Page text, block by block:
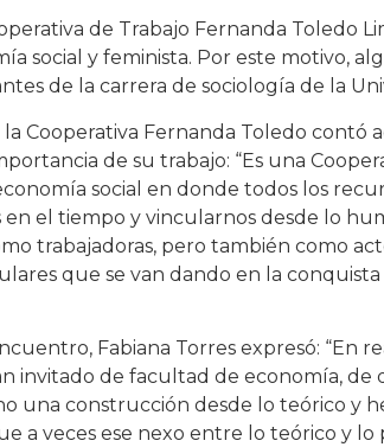
de Trabajo Fernanda Toledo
social y feminista. Por este motivo,
de la carrera de sociología de la
Cooperativa Fernanda Toledo contó
de su trabajo: “Es una
social en donde todos los
el tiempo y vincularnos desde lo
trabajadoras, pero también como
que se van dando en la
Fabiana Torres expresó: “En
invitado de facultad de economía, de
una construcción desde lo teórico y
a veces ese nexo entre lo teórico y